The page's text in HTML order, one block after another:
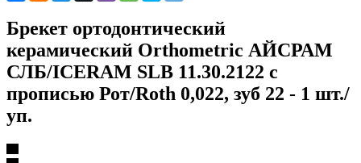
Брекет ортодонтический
керамический Orthometric АЙСРАМ
СЛБ/ICERAM SLB 11.30.2122 с
прописью Рот/Roth 0,022, зуб 22 - 1 шт./
уп.